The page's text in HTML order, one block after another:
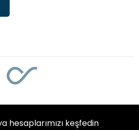
hesaplarımızı keşfedin